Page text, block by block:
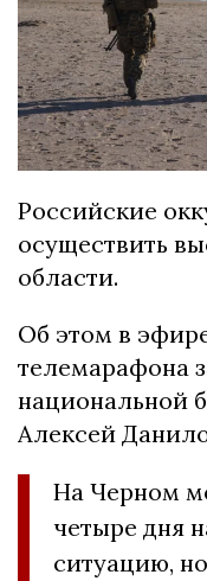
Российские
осуществить
области.
Об этом в
телемарафона
национальной
Алексей
На Черном
четыре дня
ситуацию,